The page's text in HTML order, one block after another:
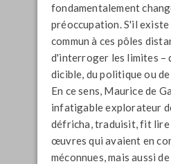
fondamentalement
préoccupation. S'il
commun à ces pôles
d'interroger les limites –
dicible, du politique ou
En ce sens, Maurice de
infatigable explorateur
défricha, traduisit, fit lire
œuvres qui avaient en
méconnues, mais aussi